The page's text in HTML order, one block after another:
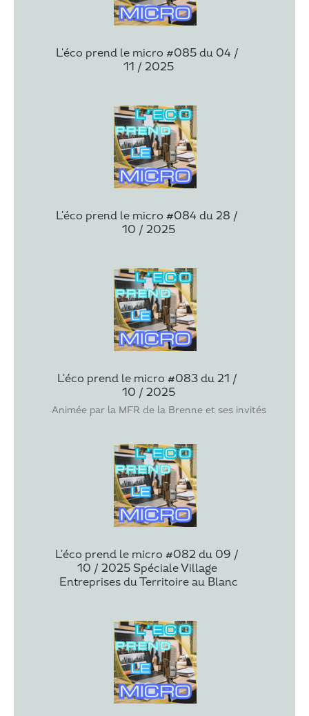
L'éco prend le micro #085 du 04 /
11 / 2025
L'éco prend le micro #084 du 28 /
10 / 2025
L'éco prend le micro #083 du 21 /
10 / 2025
Animée par la MFR de la Brenne et ses invités :
L'éco prend le micro #082 du 09 /
10 / 2025 Spéciale Village
Entreprises du Territoire au Blanc